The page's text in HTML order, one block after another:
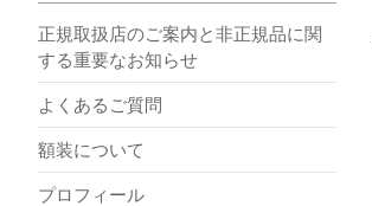
正規取扱店のご案内と非正規品に関
する重要なお知らせ
よくあるご質問
額装について
プロフィール